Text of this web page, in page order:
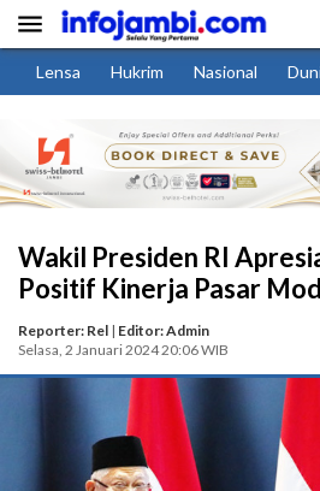

Lensa Hukrim Nasional
Wakil Presiden RI
Positif Kinerja Pasar
Reporter: Rel | Editor: Admin
Selasa, 2 Januari 2024 20:06 WIB